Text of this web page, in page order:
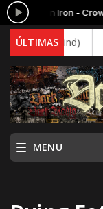
In Iron - Crowned
ÚLTIMAS
Mind)
MENU